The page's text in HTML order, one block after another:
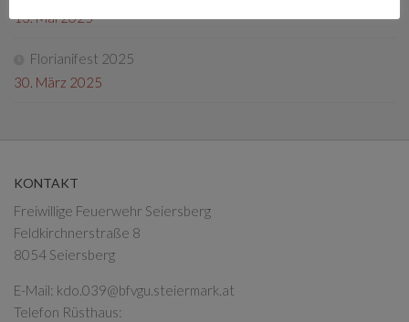
13. Mai 2025
Florianifest 2025
30. März 2025
KONTAKT
Freiwillige Feuerwehr Seiersberg
Feldkirchnerstraße 8
8054 Seiersberg
E-Mail: kdo.039@bfvgu.steiermark.at
Telefon Rüsthaus: